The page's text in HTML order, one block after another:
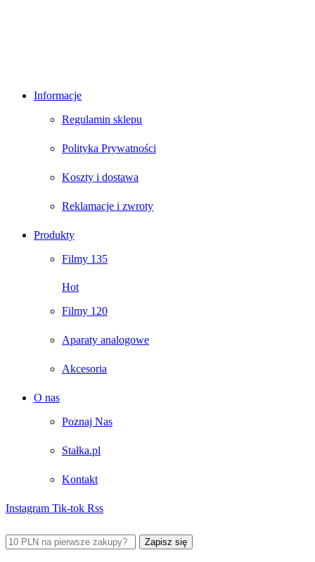
Informacje
Regulamin sklepu
Polityka Prywatności
Koszty i dostawa
Reklamacje i zwroty
Produkty
Filmy 135
Hot
Filmy 120
Aparaty analogowe
Akcesoria
O nas
Poznaj Nas
Stałka.pl
Kontakt
Instagram Tik-tok Rss